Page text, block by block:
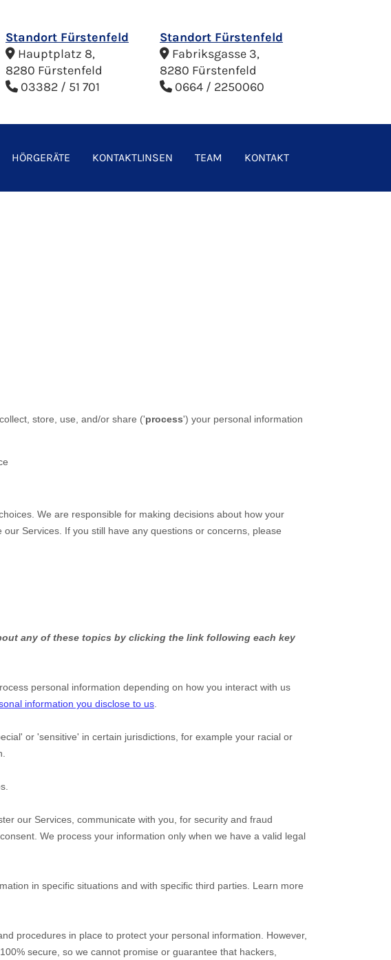
Standort Fürstenfeld
 Hauptplatz 8,
8280 Fürstenfeld
 03382 / 51 701
Standort Fürstenfeld
 Fabriksgasse 3,
8280 Fürstenfeld
 0664 / 2250060
HÖRGERÄTE KONTAKTLINSEN TEAM KONTAKT